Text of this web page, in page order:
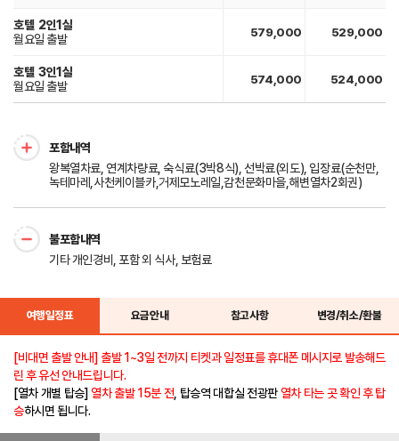
호텔 2인1실
월요일 출발
579,000 529,000
호텔 3인1실
월요일 출발
574,000 524,000
포함내역
왕복열차료, 연계차량료, 숙식료(3박8식), 선박료(외도), 입장료(순천만,
녹테마레,사천케이블카,거제모노레일,감천문화마을,해변열차2회권)
불포함내역
기타 개인경비, 포함 외 식사, 보험료
여행일정표 요금안내 참고사항 변경/취소/환불
[비대면 출발 안내] 출발 1~3일 전까지 티켓과 일정표를 휴대폰 메시지로 발송해드
린 후 유선 안내드립니다.
[열차 개별 탑승] 열차 출발 15분 전 , 탑승역 대합실 전광판 열차 타는 곳 확인 후 탑
승하시면 됩니다.